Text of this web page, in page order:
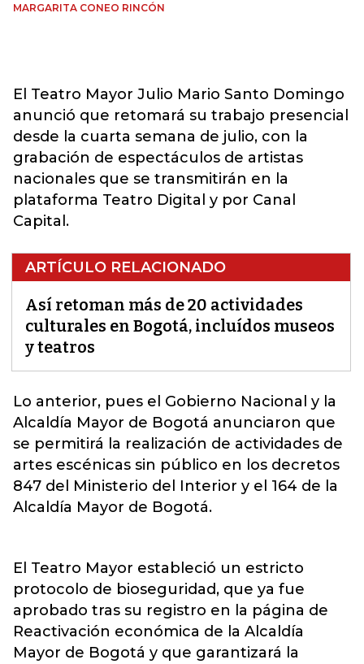
MARGARITA CONEO RINCÓN
El Teatro Mayor Julio Mario Santo Domingo
anunció que retomará su trabajo presencial
desde la cuarta semana de julio, con la
grabación de espectáculos de artistas
nacionales que se transmitirán en la
plataforma Teatro Digital y por Canal
Capital.
ARTÍCULO RELACIONADO
Así retoman más de 20 actividades
culturales en Bogotá, incluídos museos
y teatros
Lo anterior, pues el Gobierno Nacional y la
Alcaldía Mayor de Bogotá anunciaron que
se permitirá la realización de actividades de
artes escénicas sin público en los decretos
847 del Ministerio del Interior y el 164 de la
Alcaldía Mayor de Bogotá.
El Teatro Mayor estableció un estricto
protocolo de bioseguridad, que ya fue
aprobado tras su registro en la página de
Reactivación económica de la Alcaldía
Mayor de Bogotá y que garantizará la